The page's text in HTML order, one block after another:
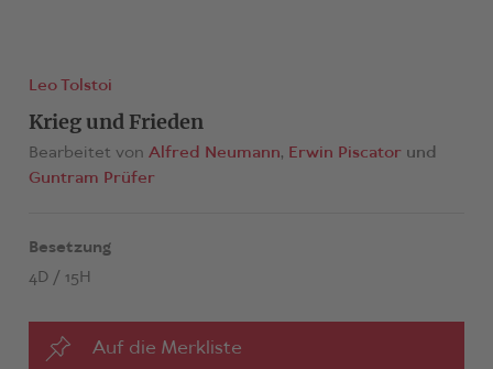
Leo Tolstoi
Krieg und Frieden
Bearbeitet von Alfred Neumann Erwin Piscator
Guntram Prüfer
Besetzung
4D / 15H
Auf die Merkliste